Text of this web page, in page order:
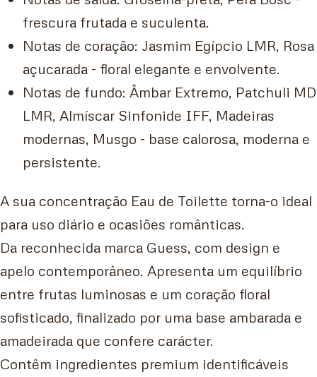
frescura frutada e suculenta.
Notas de coração: Jasmim Egípcio LMR, Rosa
açucarada - floral elegante e envolvente.
Notas de fundo: Âmbar Extremo, Patchuli MD
LMR, Almíscar Sinfonide IFF, Madeiras
modernas, Musgo - base calorosa, moderna e
persistente.
A sua concentração Eau de Toilette torna-o ideal
para uso diário e ocasiões românticas.
Da reconhecida marca Guess, com design e
apelo contemporâneo. Apresenta um equilíbrio
entre frutas luminosas e um coração floral
sofisticado, finalizado por uma base ambarada e
amadeirada que confere carácter.
Contêm ingredientes premium identificáveis